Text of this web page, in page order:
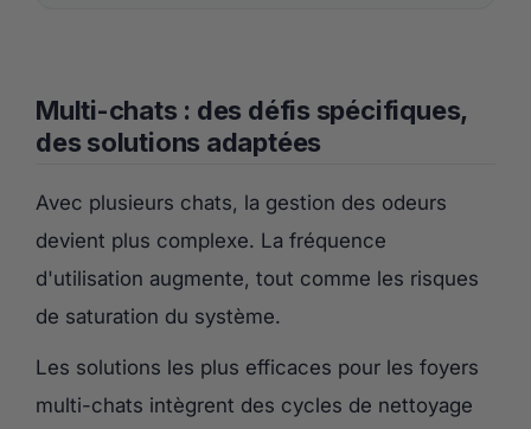
Multi-chats : des défis spécifiques,
des solutions adaptées
Avec plusieurs chats, la gestion des odeurs
devient plus complexe. La fréquence
d'utilisation augmente, tout comme les risques
de saturation du système.
Les solutions les plus efficaces pour les foyers
multi-chats intègrent des cycles de nettoyage